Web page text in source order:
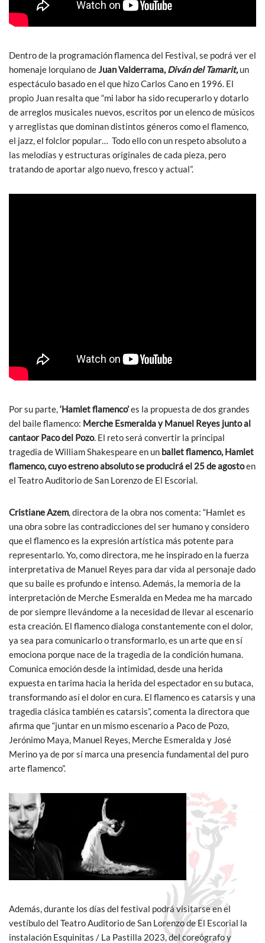
Dentro de la programación flamenca del Festival, se podrá ver el
homenaje lorquiano deJuan Valderrama, Diván del Tamarit,un
espectáculo basado en el que hizo Carlos Cano en 1996. El
propio Juan resalta que “mi labor ha sido recuperarlo y dotarlo
de arreglos musicales nuevos, escritos por un elenco de músicos
y arreglistas que dominan distintos géneros como el flamenco,
el jazz, el folclor popular… Todo ello con un respeto absoluto a
las melodías y estructuras originales de cada pieza, pero
tratando de aportar algo nuevo, fresco y actual”.
Por su parte,‘Hamlet flamenco’es la propuesta de dos grandes
del baile flamenco: Merche Esmeralda y Manuel Reyes junto al
cantaor Paco del Pozo. El reto será convertir la principal
tragedia de William Shakespeare en un ballet flamenco, Hamlet
flamenco, cuyo estreno absoluto se producirá el 25 de agostoen
el Teatro Auditorio de San Lorenzo de El Escorial.
Cristiane Azem, directora de la obra nos comenta: “Hamlet es
una obra sobre las contradicciones del ser humano y considero
que el flamenco es la expresión artística más potente para
representarlo. Yo, como directora, me he inspirado en la fuerza
interpretativa de Manuel Reyes para dar vida al personaje dado
que su baile es profundo e intenso. Además, la memoria de la
interpretación de Merche Esmeralda en Medea me ha marcado
de por siempre llevándome a la necesidad de llevar al escenario
esta creación. El flamenco dialoga constantemente con el dolor,
ya sea para comunicarlo o transformarlo, es un arte que en sí
emociona porque nace de la tragedia de la condición humana.
Comunica emoción desde la intimidad, desde una herida
expuesta en tarima hacia la herida del espectador en su butaca,
transformando así el dolor en cura. El flamenco es catarsis y una
tragedia clásica también es catarsis”, comenta la directora que
afirma que “juntar en un mismo escenario a Paco de Pozo,
Jerónimo Maya, Manuel Reyes, Merche Esmeralda y José
Merino ya de por sí marca una presencia fundamental del puro
arte flamenco”.
Además, durante los días del festival podrá visitarse en el
vestíbulo del Teatro Auditorio de San Lorenzo de El Escorial la
instalación Esquinitas / La Pastilla 2023, del coreógrafo y